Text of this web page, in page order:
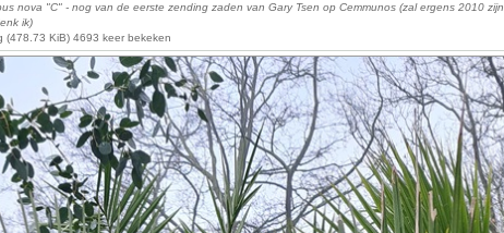
nova "C" - nog van de eerste zending zaden van Gary Tsen op Cemmunos (zal ergens 2010 zijn
ik)
(478.73 KiB) 4693 keer bekeken